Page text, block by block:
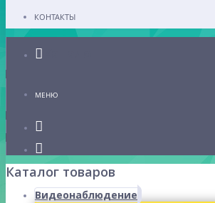
КОНТАКТЫ
МЕНЮ
Каталог товаров
Видеонаблюдение